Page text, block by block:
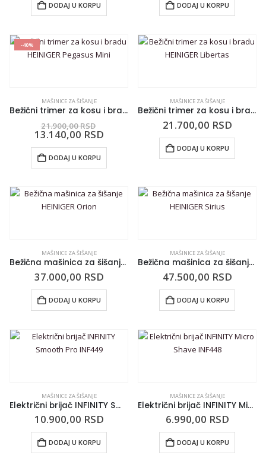
DODAJ U KORPU DODAJ U KORPU
-40%
MAŠINICE ZA ŠIŠANJE
Bežični trimer za kosu i bradu HEINIGER Pegasus Mini
21.900,00RSD
13.140,00 RSD
DODAJ U KORPU
MAŠINICE ZA ŠIŠANJE
Bežični trimer za kosu i bradu HEINIGER Libertas
21.700,00 RSD
DODAJ U KORPU
MAŠINICE ZA ŠIŠANJE
Bežična mašinica za šišanje HEINIGER Orion
37.000,00 RSD
DODAJ U KORPU
MAŠINICE ZA ŠIŠANJE
Bežična mašinica za šišanje HEINIGER Sirius
47.500,00 RSD
DODAJ U KORPU
MAŠINICE ZA ŠIŠANJE
Električni brijač INFINITY Smooth Pro INF449
10.900,00 RSD
DODAJ U KORPU
MAŠINICE ZA ŠIŠANJE
Električni brijač INFINITY Micro Shave INF448
6.990,00 RSD
DODAJ U KORPU